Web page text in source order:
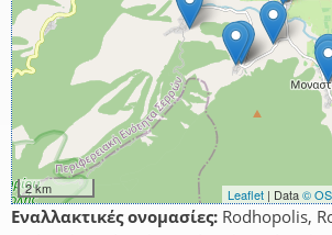
2 km Leaflet | Data©
Εναλλακτικές ονομασίες: Rodhopolis,